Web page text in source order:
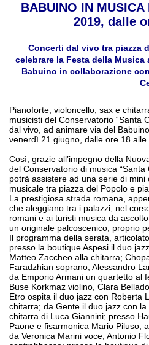
BABUINO IN
2019, dalle
Concerti dal vivo tra piazza
celebrare la Festa della
Babuino in collaborazione
Pianoforte, violoncello, sax e
musicisti del Conservatorio “Santa
dal vivo, ad animare via del
venerdì 21 giugno, dalle ore 18
Così, grazie all’impegno della
del Conservatorio di musica
potrà assistere ad una serie di
musicale tra piazza del Popolo e
La prestigiosa strada romana,
che aleggiano tra i palazzi, nel
romani e ai turisti musica da
un originale palcoscenico, proprio
Il programma della serata,
presso la boutique Aspesi il duo
Matteo Zaccheo alla chitarra;
Faradzhian soprano, Alessandro
da Emporio Armani un quartetto al
Buse Korkmaz violino, Clara
Etro ospita il duo jazz con Roberta
chitarra; da Gente il duo jazz con
chitarra di Luca Giannini; presso
Paone e fisarmonica Mario Piluso;
da Veronica Marini voce, Antonio